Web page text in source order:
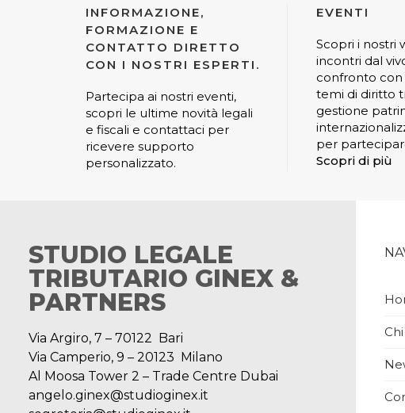
INFORMAZIONE,
FORMAZIONE E
CONTATTO DIRETTO
CON I NOSTRI ESPERTI.
Partecipa ai nostri eventi,
scopri le ultime novità legali
e fiscali e contattaci per
ricevere supporto
personalizzato.
EVENTI
Scopri i nostri
incontri dal
confronto con
temi di diritto
gestione
per
Scopri di più
STUDIO LEGALE
TRIBUTARIO GINEX &
PARTNERS
Via Argiro, 7 – 70122 Bari
Via Camperio, 9 – 20123 Milano
Al Moosa Tower 2 – Trade Centre Dubai
angelo.ginex@studioginex.it